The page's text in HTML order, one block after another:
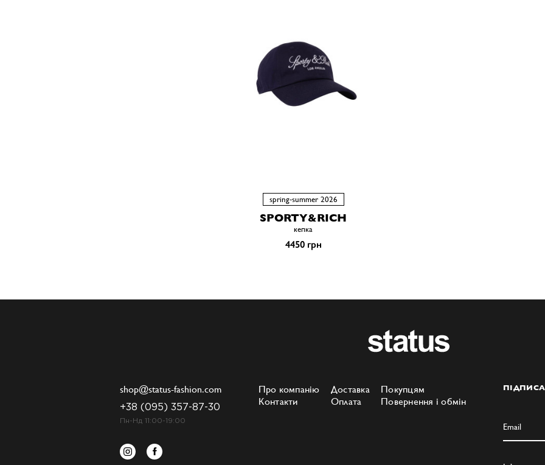
spring-summer 2026
SPORTY&RICH
кепка
4450 грн
Про компанію
Контакти
Доставка
Оплата
Покупцям
Повернення і обмін
shop@status-fashion.com
+38 (095) 357-87-30
Пн-Нд 11:00-19:00